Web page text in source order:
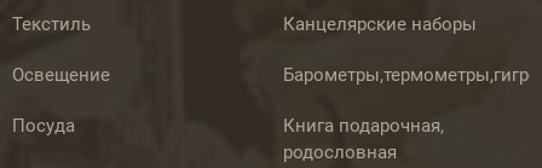
Текстиль
Освещение
Посуда
Канцелярские наборы
Книга подарочная,
родословная